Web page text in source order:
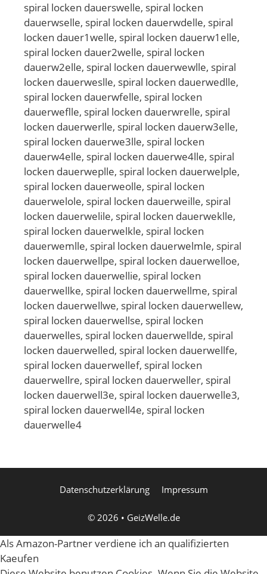
Datenschutzerklärung Impressum
© 2026 • GeizWelle.de
Als Amazon-Partner verdiene ich an qualifizierten
Kaeufen